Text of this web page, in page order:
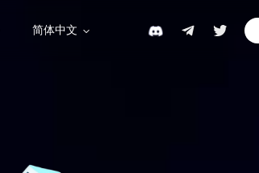
简体中文 